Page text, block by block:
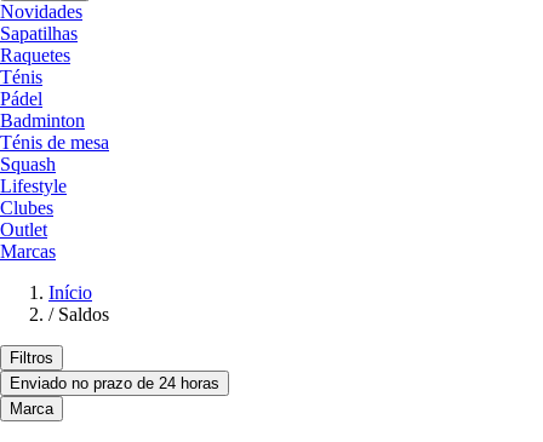
Novidades
Sapatilhas
Raquetes
Ténis
Pádel
Badminton
Ténis de mesa
Squash
Lifestyle
Clubes
Outlet
Marcas
Início
/ Saldos
Filtros
Enviado no prazo de 24 horas
Marca